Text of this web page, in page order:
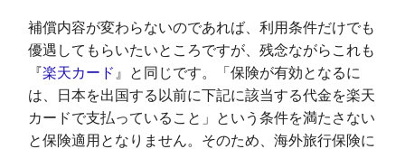
補償内容が変わらないのであれば、利用条件だけでも
優遇してもらいたいところですが、残念ながらこれも
『楽天カード 』と同じです。「保険が有効となるに
は、
日本を出国する以前に下記に該当する代金を楽天
カードで支払っていること」という条件を満たさない
と保険適用となりません。そのため、海外旅行保険に